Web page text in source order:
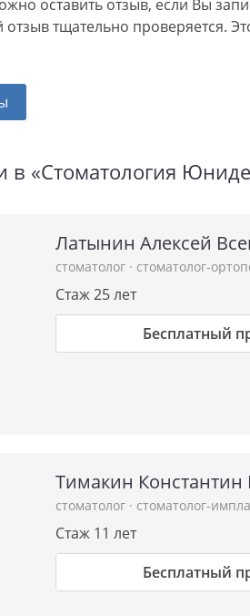
оставить отзыв, если Вы
тщательно проверяется.
«Стоматология
Латынин Алексей
стоматолог · стоматолог-
Стаж 25 лет
Бесплатный
Тимакин Константин
стоматолог · стоматолог-
Стаж 11 лет
Бесплатный